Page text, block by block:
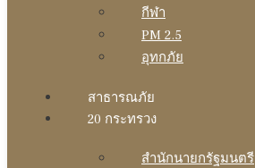
กีฬา
PM 2.5
อุทกภัย
สาธารณภัย
20 กระทรวง
สํานักนายกรัฐมนตรี